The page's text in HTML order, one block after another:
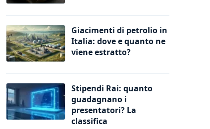
Giacimenti di petrolio in
Italia: dove e quanto ne
viene estratto?
Stipendi Rai: quanto
guadagnano i
presentatori? La
classifica